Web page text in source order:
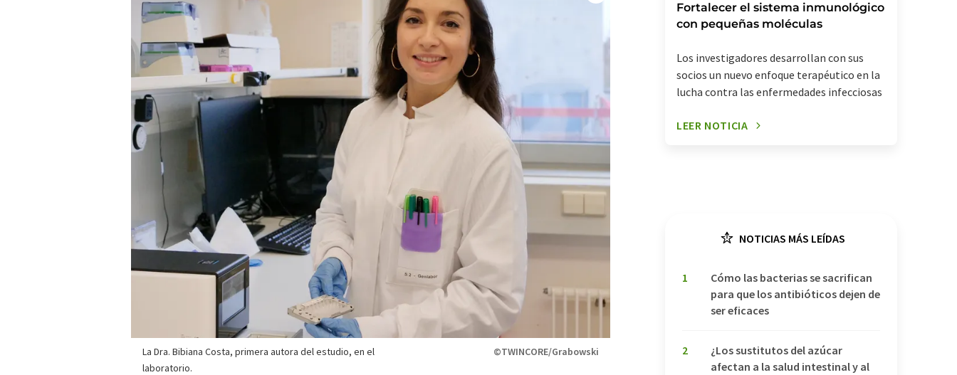
La Dra. Bibiana Costa, primera autora del estudio, en el
laboratorio.
©TWINCORE/Grabowski
Fortalecer el sistema inmunológico
con pequeñas moléculas
Los investigadores desarrollan con sus
socios un nuevo enfoque terapéutico en la
lucha contra las enfermedades infecciosas
LEER NOTICIA
NOTICIAS MÁS LEÍDAS
1
Cómo las bacterias se sacrifican
para que los antibióticos dejen de
ser eficaces
2
¿Los sustitutos del azúcar
afectan a la salud intestinal y al